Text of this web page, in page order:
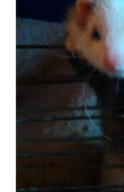
HISTORIE 2022
O NÁS :-)
VÝROČNÍ